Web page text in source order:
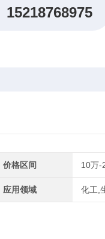
15218768975
价格区间 10万-
应用领域 化工,